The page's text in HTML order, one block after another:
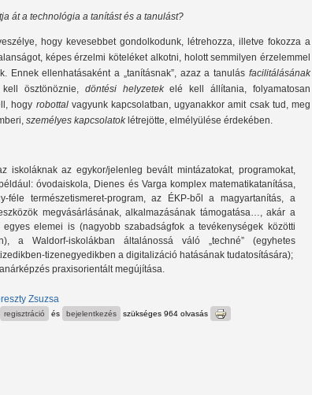
át a technológia a tanítást és a tanulást?
hogy kevesebbet gondolkodunk, létrehozza, illetve fokozza a
képes érzelmi köteléket alkotni, holott semmilyen érzelemmel
Ennek ellenhatásaként a „tanításnak”, azaz a tanulás facilitálásának
kell ösztönöznie, döntési helyzetekelé kell állítania, folyamatosan
hogy robottalvagyunk kapcsolatban, ugyanakkor amit csak tud, meg
személyes kapcsolatoklétrejötte, elmélyülése érdekében.
iskoláknak az egykor/jelenleg bevált mintázatokat, programokat,
óvodaiskola, Dienes és Varga komplex matematikatanítása,
féle természetismeret-program, az ÉKP-ből a magyartanítás, a
megvásárlásának, alkalmazásának támogatása…, akár a
egyes elemei is (nagyobb szabadságfok a tevékenységek közötti
a Waldorf-iskolákban általánossá váló „techné” (egyhetes
tizenegyedikben a digitalizáció hatásának tudatosítására);
praxisorientált megújítása.
Zsuzsa
regisztráció és bejelentkezés szükséges 964 olvasás